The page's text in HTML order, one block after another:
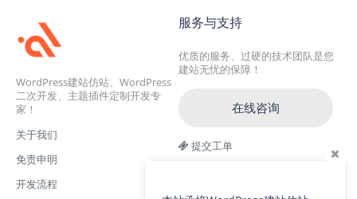
WordPress建站仿站、WordPress
二次开发、主题插件定制开发专
家！
关于我们
免责申明
开发流程
服务与支持
优质的服务、过硬的技术团队是您
建站无忧的保障！
在线咨询
提交工单
交流二群：64786792